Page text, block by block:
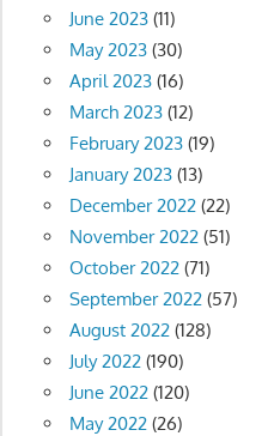
June 2023(11)
May 2023(30)
April 2023(16)
March 2023(12)
February 2023(19)
January 2023(13)
December 2022(22)
November 2022(51)
October 2022(71)
September 2022(57)
August 2022(128)
July 2022(190)
June 2022(120)
May 2022(26)